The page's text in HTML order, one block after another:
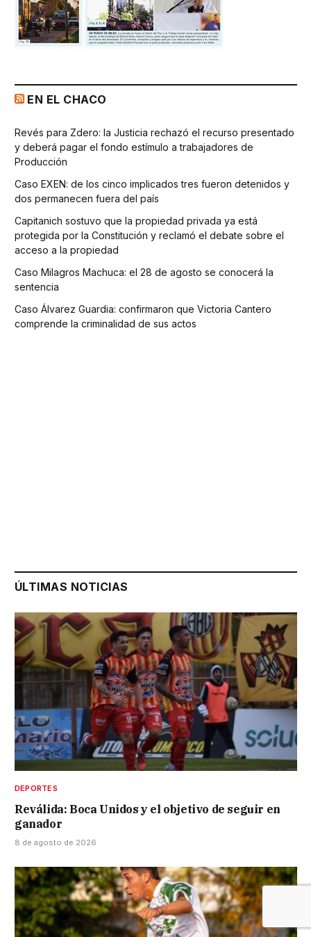
EN EL CHACO
Revés para Zdero: la Justicia rechazó el recurso presentado
y deberá pagar el fondo estímulo a trabajadores de
Producción
Caso EXEN: de los cinco implicados tres fueron detenidos y
dos permanecen fuera del país
Capitanich sostuvo que la propiedad privada ya está
protegida por la Constitución y reclamó el debate sobre el
acceso a la propiedad
Caso Milagros Machuca: el 28 de agosto se conocerá la
sentencia
Caso Álvarez Guardia: confirmaron que Victoria Cantero
comprende la criminalidad de sus actos
ÚLTIMAS NOTICIAS
DEPORTES
Reválida: Boca Unidos y el objetivo de seguir en
ganador
8 de agosto de 2026